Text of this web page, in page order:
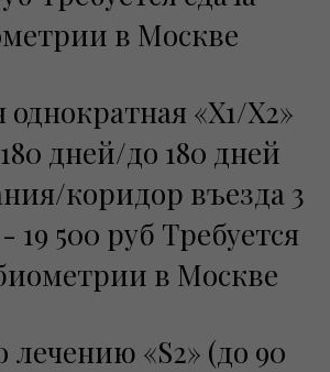
в Москве
однократная «Х1/Х2»
дней/до 180 дней
коридор въезда 3
19 500 руб Требуется
в Москве
лечению «S2» (до 90